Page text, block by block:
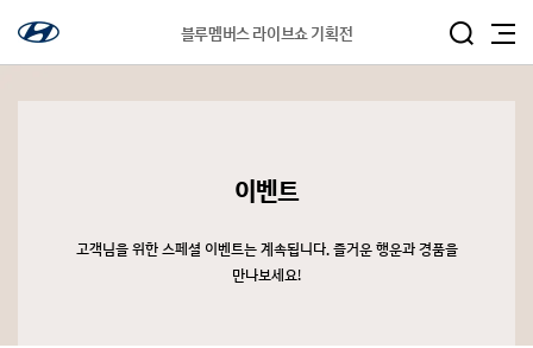
블루멤버스 라이브쇼 기획전
이벤트
고객님을 위한 스페셜 이벤트는 계속됩니다. 즐거운 행운과 경품을
만나보세요!